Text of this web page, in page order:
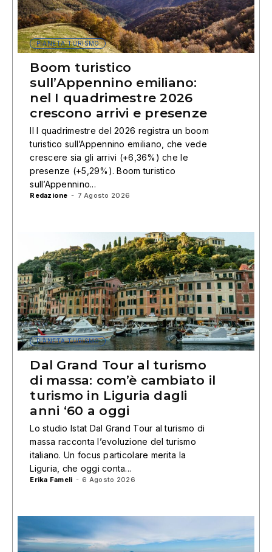
PIANETA TURISMO
Boom turistico
sull’Appennino emiliano:
nel I quadrimestre 2026
crescono arrivi e presenze
Il I quadrimestre del 2026 registra un boom
turistico sull’Appennino emiliano, che vede
crescere sia gli arrivi (+6,36%) che le
presenze (+5,29%). Boom turistico
sull’Appennino...
Redazione - 7 Agosto 2026
PIANETA TURISMO
Dal Grand Tour al turismo
di massa: com’è cambiato il
turismo in Liguria dagli
anni ‘60 a oggi
Lo studio Istat Dal Grand Tour al turismo di
massa racconta l’evoluzione del turismo
italiano. Un focus particolare merita la
Liguria, che oggi conta...
Erika Fameli - 6 Agosto 2026